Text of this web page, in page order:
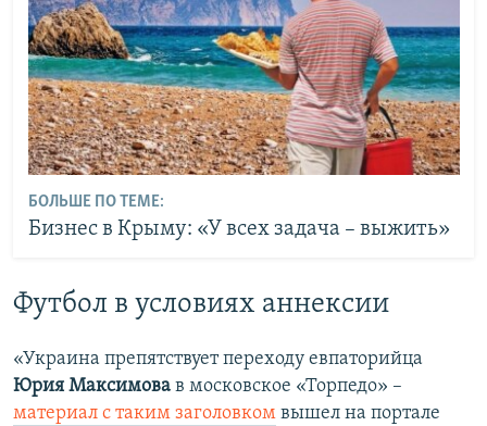
БОЛЬШЕ ПО ТЕМЕ:
Бизнес в Крыму: «У всех задача – выжить»
Футбол в условиях аннексии
«Украина препятствует переходу евпаторийца
Юрия Максимова в московское «Торпедо» –
материал с таким заголовком вышел на портале